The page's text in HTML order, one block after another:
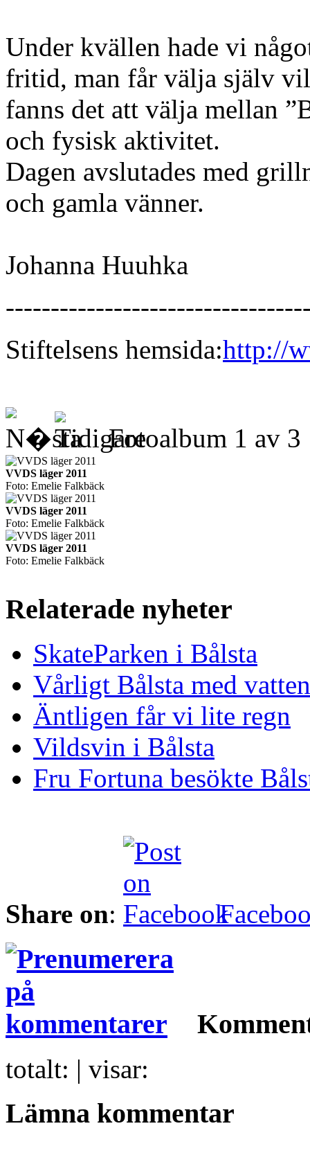
Under kvällen hade vi
fritid, man får välja själv
fanns det att välja mellan
och fysisk aktivitet.
Dagen avslutades med
och gamla vänner.
Johanna Huuhka
Stiftelsens hemsida:http://
Fotoalbum 1 av 3
VVDS läger 2011
Foto: Emelie Falkbäck
VVDS läger 2011
Foto: Emelie Falkbäck
VVDS läger 2011
Foto: Emelie Falkbäck
Relaterade nyheter
SkateParken i Bålsta
Vårligt Bålsta med
Äntligen får vi lite regn
Vildsvin i Bålsta
Fru Fortuna besökte
Share on:
totalt: | visar:
Lämna kommentar